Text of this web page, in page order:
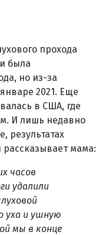
прохода
была
но из-за
2021. Еще
в США, где
И лишь недавно
результатах
мама:
часов
удалили
уха и ушную
мы в конце